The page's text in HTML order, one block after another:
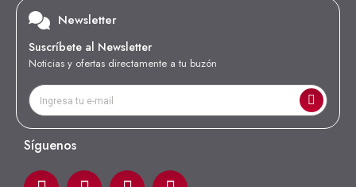
Newsletter
Suscríbete al Newsletter
Noticias y ofertas directamente a tu buzón
Síguenos